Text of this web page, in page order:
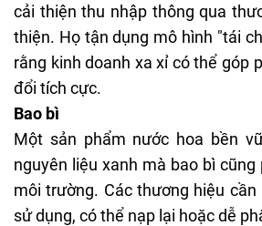
cải thiện thu nhập thông qua
thiện. Họ tận dụng mô hình "tái
rằng kinh doanh xa xỉ có thể góp
đổi tích cực.
Bao bì
Một sản phẩm nước hoa bền
nguyên liệu xanh mà bao bì
môi trường. Các thương hiệu
sử dụng, có thể nạp lại hoặc dễ